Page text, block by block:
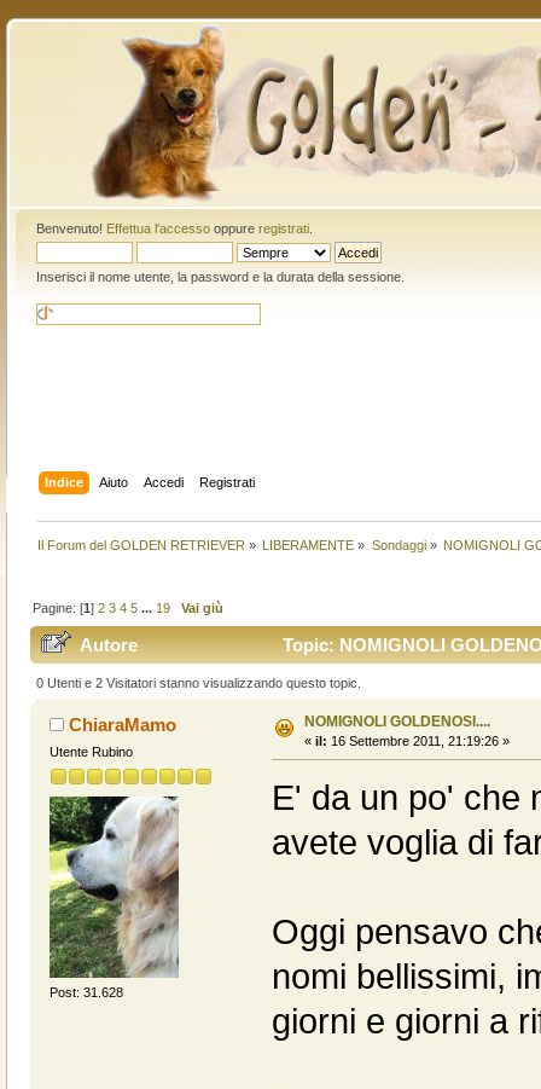
Benvenuto! Effettua l'accessooppure registrati.
Inserisci il nome utente, la password e la durata della sessione.
Indice Aiuto Accedi Registrati
Il Forum del GOLDEN RETRIEVER » LIBERAMENTE » Sondaggi» NOMIGNOLI
Pagine: [1]2 3 4 5 ... 19 Vai giù
Autore Topic: NOMIGNOLI
0 Utenti e 2 Visitatori stanno visualizzando questo topic.
ChiaraMamo
Utente Rubino
Post: 31.628
NOMIGNOLI GOLDENOSI....
« il: 16 Settembre 2011, 21:19:26 »
E' da un po' che
avete voglia di
Oggi pensavo
nomi bellissimi,
giorni e giorni a